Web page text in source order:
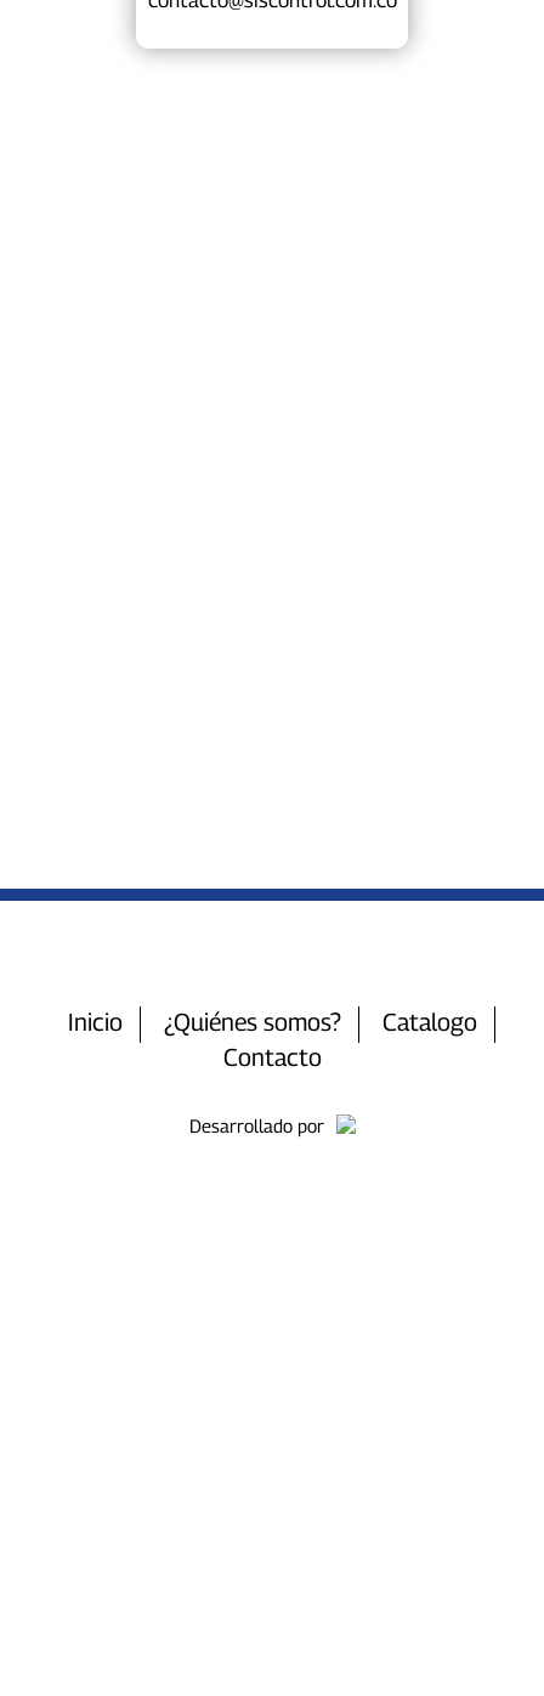
Inicio ¿Quiénes somos?
Catalogo
Contacto
Desarrollado por